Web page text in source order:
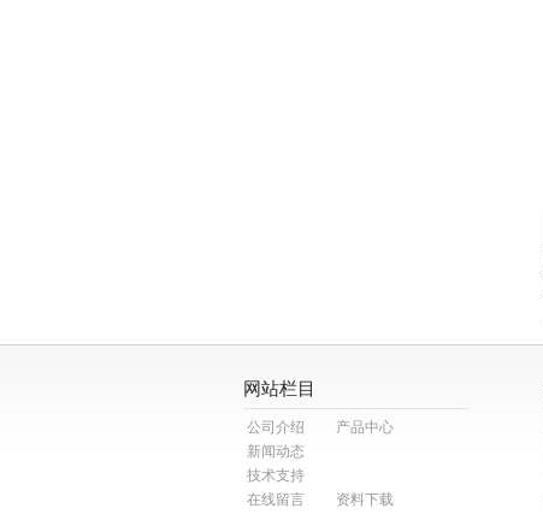
网站栏目
公司介绍
产品中心
新闻动态
技术支持
在线留言
资料下载